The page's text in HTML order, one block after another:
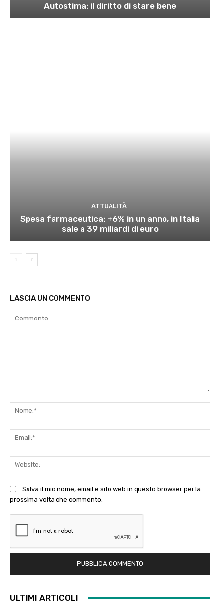
Autostima: il diritto di stare bene
ATTUALITÀ
Spesa farmaceutica: +6% in un anno, in Italia
sale a 39 miliardi di euro
LASCIA UN COMMENTO
Salva il mio nome, email e sito web in questo browser per la
prossima volta che commento.
ULTIMI ARTICOLI